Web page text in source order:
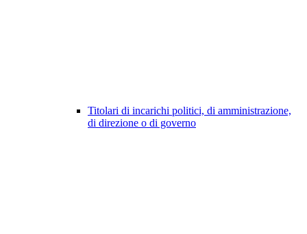
Titolari di incarichi politici, di amministrazione,
di direzione o di governo